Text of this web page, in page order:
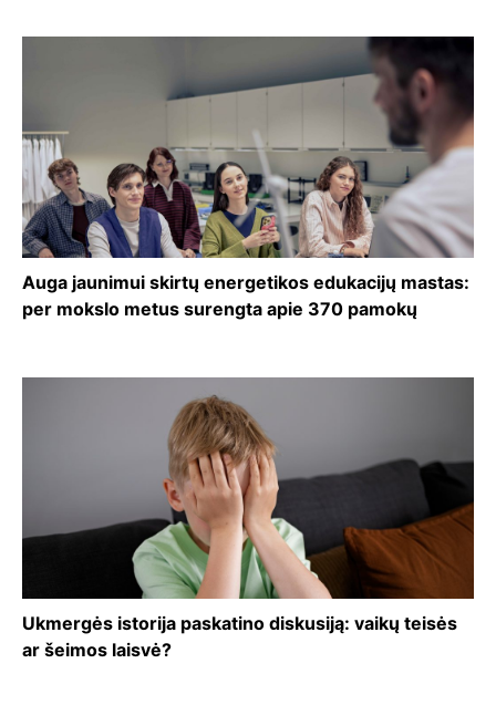
Auga jaunimui skirtų energetikos edukacijų mastas:
per mokslo metus surengta apie 370 pamokų
Ukmergės istorija paskatino diskusiją: vaikų teisės
ar šeimos laisvė?